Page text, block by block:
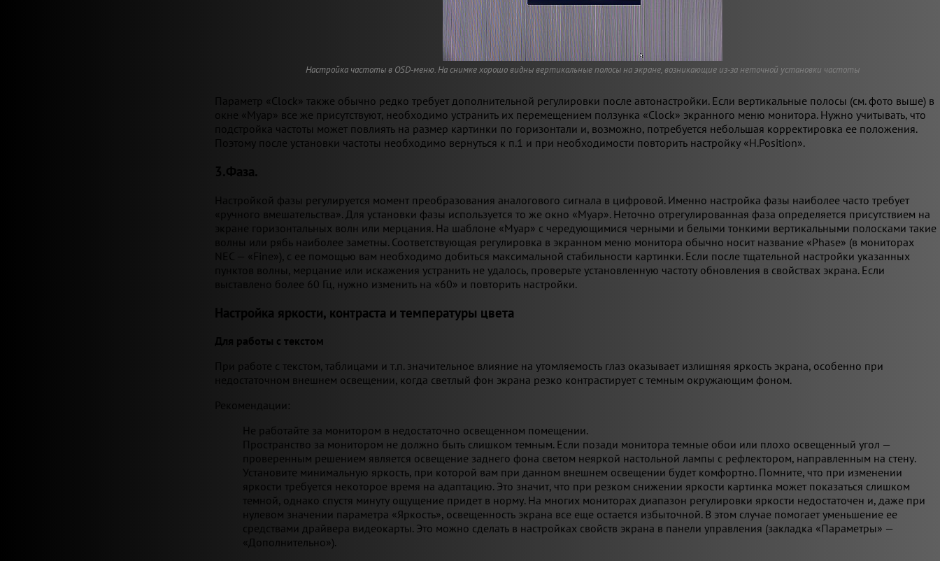
Настройка частоты в OSD-меню. На снимке хорошо видны вертикальные полосы на экране, возникающие из-за неточной установки частоты
Параметр «Clock» также обычно редко требует дополнительной регулировки после автонастройки. Если вертикальные полосы (см. фото выше) в
окне «Муар» все же присутствуют, необходимо устранить их перемещением ползунка «Clock» экранного меню монитора. Нужно учитывать, что
подстройка частоты может повлиять на размер картинки по горизонтали и, возможно, потребуется небольшая корректировка ее положения.
Поэтому после установки частоты необходимо вернуться к п.1 и при необходимости повторить настройку «H.Position».
3.Фаза.
Настройкой фазы регулируется момент преобразования аналогового сигнала в цифровой. Именно настройка фазы наиболее часто требует
«ручного вмешательства». Для установки фазы используется то же окно «Муар». Неточно отрегулированная фаза определяется присутствием на
экране горизонтальных волн или мерцания. На шаблоне «Муар» с чередующимися черными и белыми тонкими вертикальными полосками такие
волны или рябь наиболее заметны. Соответствующая регулировка в экранном меню монитора обычно носит название «Phase» (в мониторах
NEC — «Fine»), с ее помощью вам необходимо добиться максимальной стабильности картинки. Если после тщательной настройки указанных
пунктов волны, мерцание или искажения устранить не удалось, проверьте установленную частоту обновления в свойствах экрана. Если
выставлено более 60 Гц, нужно изменить на «60» и повторить настройки.
Настройка яркости, контраста и температуры цвета
Для работы с текстом
При работе с текстом, таблицами и т.п. значительное влияние на утомляемость глаз оказывает излишняя яркость экрана, особенно при
недостаточном внешнем освещении, когда светлый фон экрана резко контрастирует с темным окружающим фоном.
Рекомендации:
Не работайте за монитором в недостаточно освещенном помещении.
Пространство за монитором не должно быть слишком темным. Если позади монитора темные обои или плохо освещенный угол —
проверенным решением является освещение заднего фона светом неяркой настольной лампы с рефлектором, направленным на стену.
Установите минимальную яркость, при которой вам при данном внешнем освещении будет комфортно. Помните, что при изменении
яркости требуется некоторое время на адаптацию. Это значит, что при резком снижении яркости картинка может показаться слишком
темной, однако спустя минуту ощущение придет в норму. На многих мониторах диапазон регулировки яркости недостаточен и, даже при
нулевом значении параметра «Яркость», освещенность экрана все еще остается избыточной. В этом случае помогает уменьшение ее
средствами драйвера видеокарты. Это можно сделать в настройках свойств экрана в панели управления (закладка «Параметры» —
«Дополнительно»).